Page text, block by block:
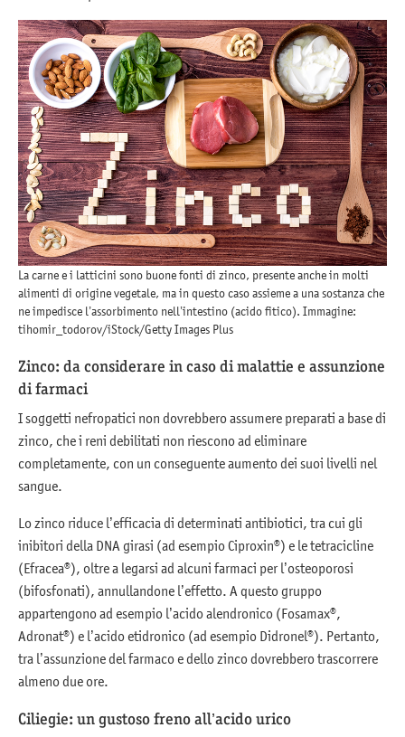
La carne e i latticini sono buone fonti di zinco, presente anche in molti
alimenti di origine vegetale, ma in questo caso assieme a una sostanza che
ne impedisce l’assorbimento nell’intestino (acido fitico). Immagine:
tihomir_todorov/iStock/Getty Images Plus
Zinco: da considerare in caso di malattie e assunzione
di farmaci
I soggetti nefropatici non dovrebbero assumere preparati a base di
zinco, che i reni debilitati non riescono ad eliminare
completamente, con un conseguente aumento dei suoi livelli nel
sangue.
Lo zinco riduce l’efficacia di determinati antibiotici, tra cui gli
inibitori della DNA girasi (ad esempio Ciproxin®) e le tetracicline
(Efracea®), oltre a legarsi ad alcuni farmaci per l’osteoporosi
(bifosfonati), annullandone l’effetto. A questo gruppo
appartengono ad esempio l’acido alendronico (Fosamax®,
Adronat®) e l’acido etidronico (ad esempio Didronel®). Pertanto,
tra l’assunzione del farmaco e dello zinco dovrebbero trascorrere
almeno due ore.
Ciliegie: un gustoso freno all’acido urico